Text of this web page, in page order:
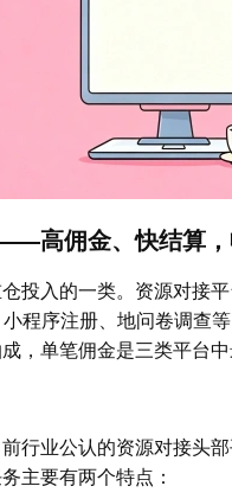
高佣金、快结算
投入的一类。资源对接
程序注册、地问卷调查
，单笔佣金是三类平台
前行业公认的资源对接头
主要有两个特点：